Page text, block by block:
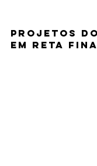
PROJETOS
EM RETA